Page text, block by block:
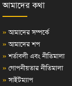
আমাদের কথা
» আমাদের সম্পর্কে
» আমাদের শপ
» শর্তাবলী এবং নীতিমালা
» গোপনীয়তার নীতিমালা
» সাইটম্যাপ